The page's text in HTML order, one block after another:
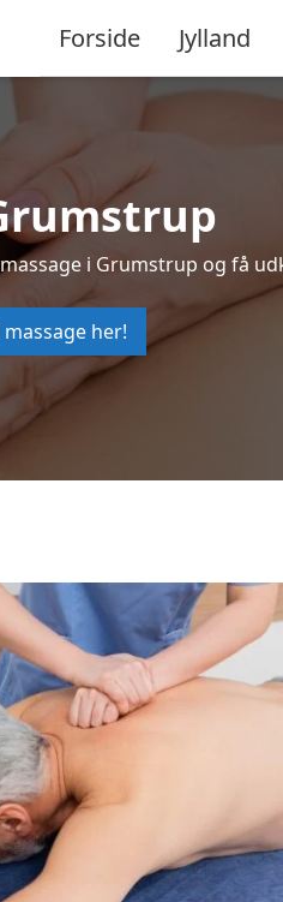
Forside Jylland
i Grumstrup og få
her!